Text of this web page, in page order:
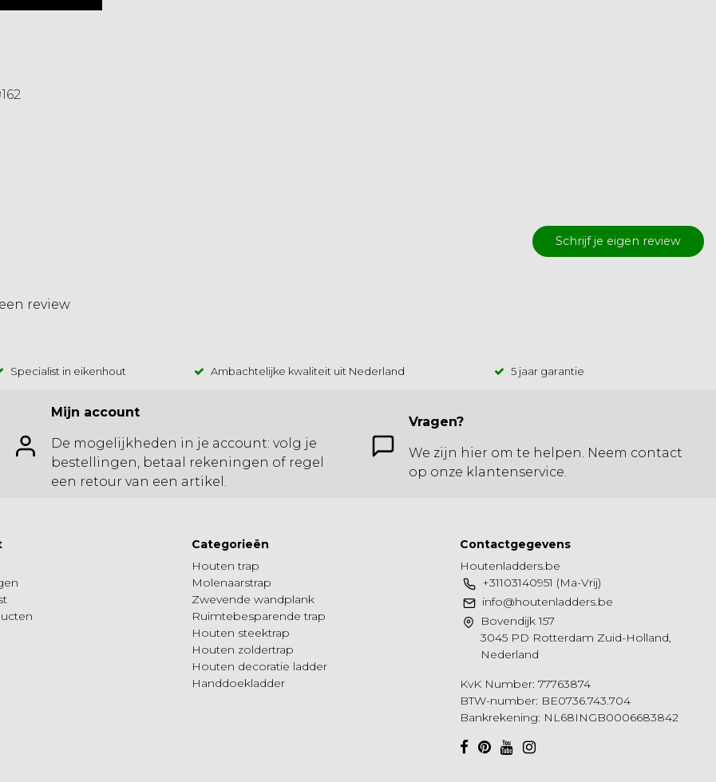
Schrijf je eigen review
review
Specialist in eikenhout Ambachtelijke kwaliteit uit Nederland 5 jaar garantie
Mijn account
De mogelijkheden in je account: volg je
bestellingen, betaal rekeningen of regel
een retour van een artikel.
Vragen?
We zijn hier om te helpen. Neem contact
op onze klantenservice.
Categorieën
Houten trap
Molenaarstrap
Zwevende wandplank
Ruimtebesparende trap
Houten steektrap
Houten zoldertrap
Houten decoratie ladder
Handdoekladder
Contactgegevens
Houtenladders.be
+31103140951 (Ma-Vrij)
info@houtenladders.be
Bovendijk 157
3045 PD Rotterdam Zuid-Holland,
Nederland
KvK Number: 77763874
BTW-number: BE0736.743.704
Bankrekening: NL68INGB0006683842